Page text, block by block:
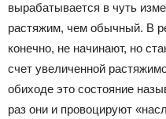
вырабатывается в чуть
растяжим, чем обычный. В
конечно, не начинают, но
счет увеличенной
обиходе это состояние
раз они и провоцируют